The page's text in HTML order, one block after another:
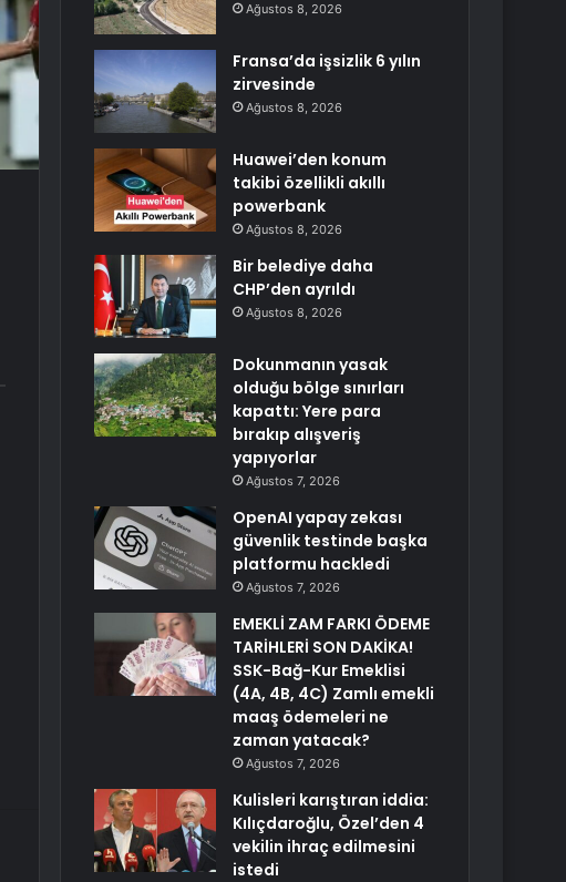
Ağustos 8, 2026
Fransa’da işsizlik 6 yılın
zirvesinde
Ağustos 8, 2026
Huawei’den konum
takibi özellikli akıllı
powerbank
Ağustos 8, 2026
Bir belediye daha
CHP’den ayrıldı
Ağustos 8, 2026
Dokunmanın yasak
olduğu bölge sınırları
kapattı: Yere para
bırakıp alışveriş
yapıyorlar
Ağustos 7, 2026
OpenAI yapay zekası
güvenlik testinde başka
platformu hackledi
Ağustos 7, 2026
EMEKLİ ZAM FARKI ÖDEME
TARİHLERİ SON DAKİKA!
SSK-Bağ-Kur Emeklisi
(4A, 4B, 4C) Zamlı emekli
maaş ödemeleri ne
zaman yatacak?
Ağustos 7, 2026
Kulisleri karıştıran iddia:
Kılıçdaroğlu, Özel’den 4
vekilin ihraç edilmesini
istedi